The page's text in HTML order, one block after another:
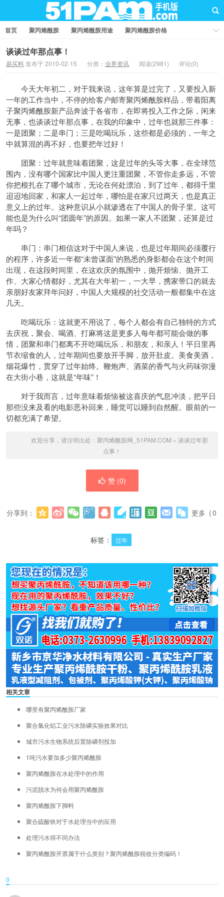
首页 聚丙烯酰胺 聚丙烯酰胺用途
聚丙烯酰胺价格
聚丙烯酰胺厂家
聚丙烯酰胺知识
业界资讯
问答社区
谈谈过年那点事！
易买料 发布于 2010-02-15 分类： 业界资讯 阅读(2981) 评论(0)
今天大年初二，对于我来说，这年算是过完了，又要投入新
一年的工作当中，不停的给客户邮寄聚丙烯酰胺样品，带着阳离
子聚丙烯酰胺新产品奔波于各省市，在即将投入工作之际，闲来
无事，也谈谈过年那点事，在我的印象中，过年也就那三件事：
一是团聚；二是串门；三是吃喝玩乐，这些都是必须的，一年之
中就算混的再不好，也要把年过好！
团聚：过年就意味着团聚，这是过年的头等大事，在全球范
围内，没有哪个国家比中国人更注重团聚，不管你走多远，不管
你把根扎在了哪个城市，无论在何处漂泊，到了过年，都得千里
迢迢地回家，和家人一起过年，哪怕是在家只过两天，也是真正
意义上的过年。这种意识从小就渗透在了中国人的骨子里。这可
能也是为什么叫“团圆年”的原因。如果一家人不团聚，还算是过
年吗？
串门：串门相信这对于中国人来说，也是过年期间必须覆行
的程序，许多近一年都“未曾谋面”的熟悉的身影都会在这个时间
出现，在这段时间里，在这欢庆的氛围中，抛开烦恼、抛开工
作、大家心情都好，尤其在大年初一，一大早，携家带口的就去
亲朋好友家拜年问好，中国人大规模的社交活动一般都集中在这
几天。
吃喝玩乐：这就更不用说了，每个人都会有自己独特的方式
去庆祝，聚会、喝酒、打麻将这是更多人每年都可能会做的事
情，团聚和串门都离不开吃喝玩乐，和朋友，和亲人！平日里再
节衣缩食的人，过年期间也要放开手脚，放开肚皮。美食美酒，
烟花爆竹，贯穿了过年始终。鞭炮声、酒菜的香气与火药味弥漫
在大街小巷，这就是“年味”！
对于我而言，过年意味着烦恼被这喜庆的气息冲淡，把平日
那些没来及看的电影恶补回来，睡觉可以睡到自然醒。眼前的一
切都充满了希望。
欢迎分享，请注明出处： 聚丙烯酰胺网_51PAM.COM » 谈谈过年那
点事！
赞 (0)
分享到： 更多 (0
标签：
过年
相关文章
哪里有聚丙烯酰胺厂家
聚合氯化铝工业污水除磷实验效果对比
城市污水生物系统后置除磷剂投加
1吨污水要加多少聚丙烯酰胺
聚丙烯酰胺在水处理中的作用
污泥脱水为何会用聚丙烯酰胺
聚丙烯酰胺下脚料
聚合硫酸铁对于水处理当中的应用
处理污水得不同办法
聚丙烯酰胺开票属于什么类别？聚丙烯酰胺税收分类编码！
0